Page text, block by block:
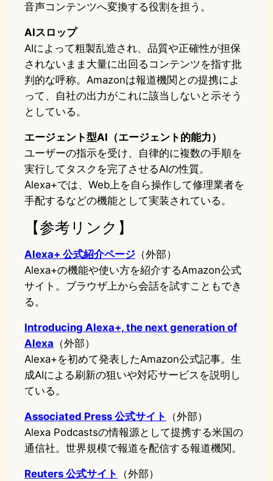
音声コンテンツへ変換する役割を担う。
AIスロップ
AIによって粗製乱造され、品質や正確性が担保
されないまま大量に出回るコンテンツを指す批
判的な呼称。Amazonは報道機関との提携によ
って、自社の出力がこれに該当しないと示そう
としている。
エージェント型AI（エージェント的能力）
ユーザーの指示を受け、自律的に複数の手順を
実行してタスクを完了させるAIの性質。
Alexa+では、Web上を自ら操作して修理業者を
手配するなどの機能として実装されている。
【参考リンク】
Alexa+ 公式紹介ページ （外部）
Alexa+の機能や使い方を紹介するAmazon公式
サイト。ブラウザ上から会話を試すこともでき
る。
Introducing Alexa+, the next generation of
Alexa （外部）
Alexa+を初めて発表したAmazon公式記事。生
成AIによる刷新の狙いや対応サービスを説明し
ている。
Associated Press 公式サイト
（外部）
Alexa Podcastsの情報源として提携する米国の
通信社。世界規模で報道を配信する報道機関。
Reuters 公式サイト
（外部）